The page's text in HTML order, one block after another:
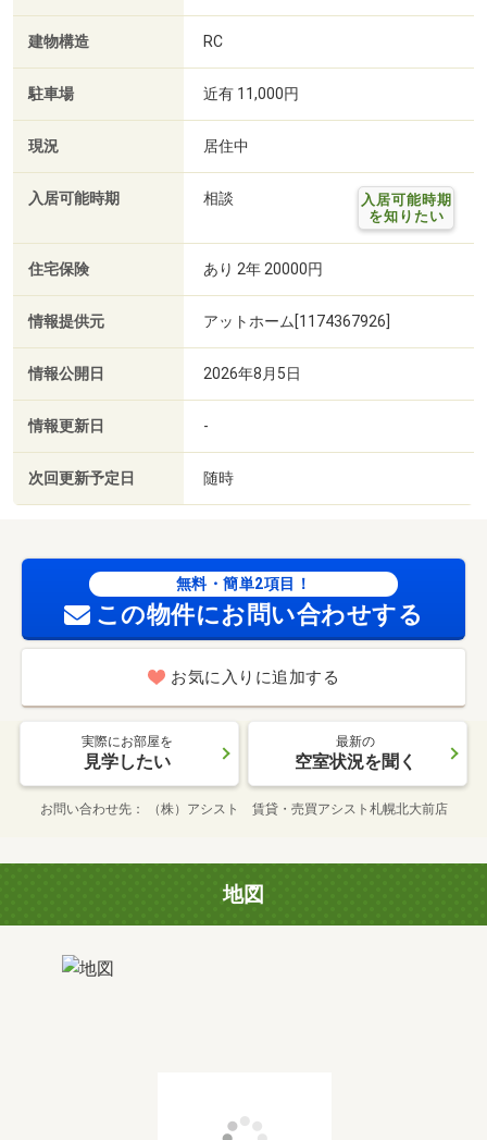
建物構造 RC
駐車場 近有 11,000円
現況 居住中
入居可能時期 相談
入居可能時期
を知りたい
住宅保険 あり 2年 20000円
情報提供元 アットホーム[1174367926]
情報公開日 2026年8月5日
情報更新日 -
次回更新予定日 随時
無料・簡単2項目！
この物件にお問い合わせする
お気に入りに追加する
実際にお部屋を
見学したい
最新の
空室状況を聞く
お問い合わせ先 （株）アシスト 賃貸・売買アシスト札幌北大前店
地図